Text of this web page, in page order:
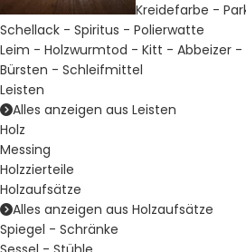
Kreidefarbe -
Schellack - Spiritus - Polierwatte
Leim - Holzwurmtod - Kitt - Abbeizer
Bürsten - Schleifmittel
Leisten
Alles anzeigen aus Leisten
Holz
Messing
Holzzierteile
Holzaufsätze
Alles anzeigen aus Holzaufsätze
Spiegel - Schränke